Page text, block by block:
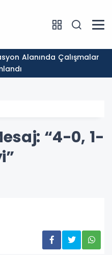
“4-0, 1-